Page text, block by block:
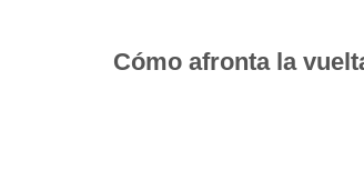
Cómo afronta la